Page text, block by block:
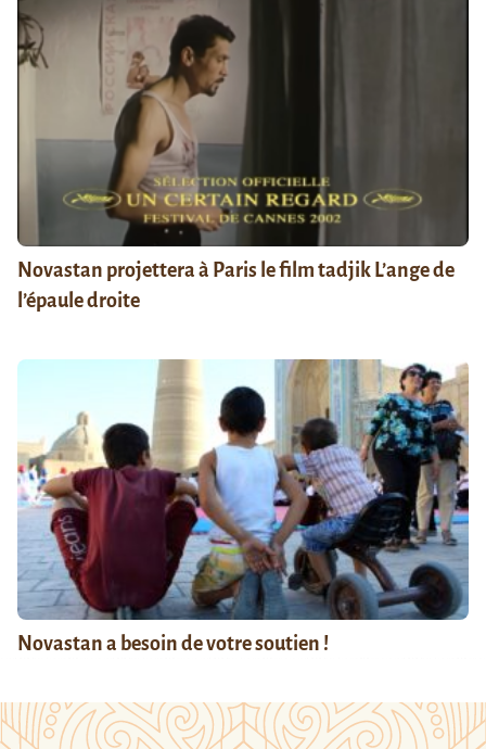
Novastan projettera à Paris le film tadjik L’ange de
l’épaule droite
Novastan a besoin de votre soutien !